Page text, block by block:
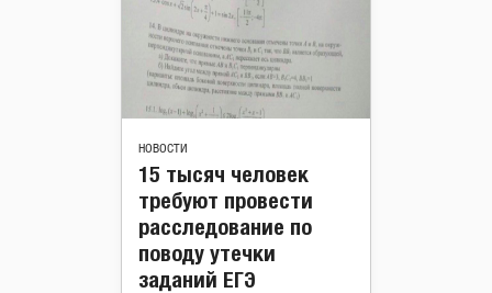
НОВОСТИ
15 тысяч человек
требуют провести
расследование по
поводу утечки
заданий ЕГЭ